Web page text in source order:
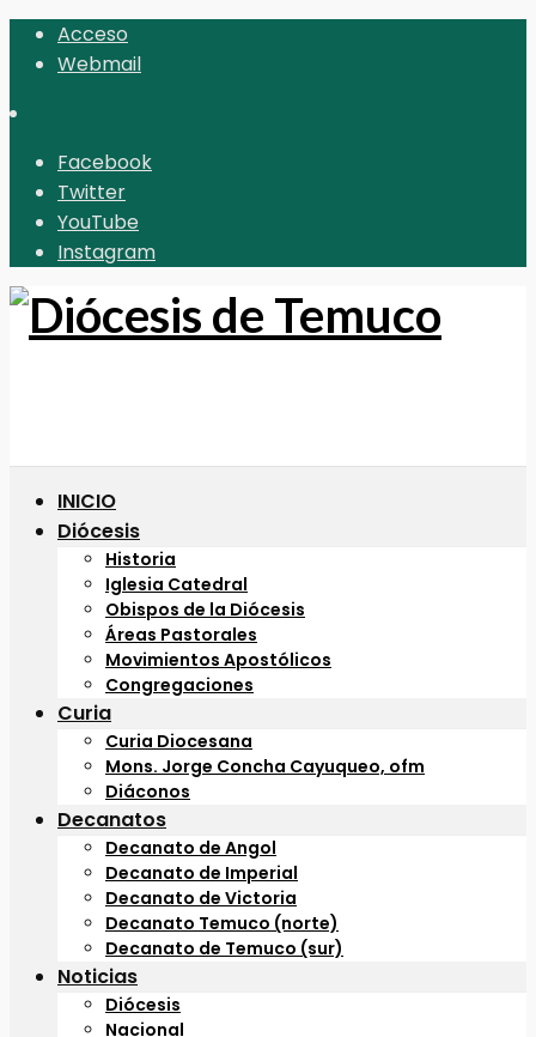
Acceso
Webmail
Facebook
Twitter
YouTube
Instagram
INICIO
Diócesis
Historia
Iglesia Catedral
Obispos de la Diócesis
Áreas Pastorales
Movimientos Apostólicos
Congregaciones
Curia
Curia Diocesana
Mons. Jorge Concha Cayuqueo, ofm
Diáconos
Decanatos
Decanato de Angol
Decanato de Imperial
Decanato de Victoria
Decanato Temuco (norte)
Decanato de Temuco (sur)
Noticias
Diócesis
Nacional